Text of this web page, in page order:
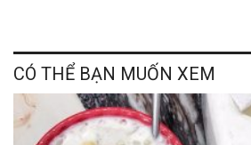
CÓ THỂ BẠN MUỐN XEM